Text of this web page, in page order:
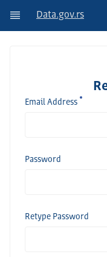
Data.gov.rs
Email Address
Password
Retype Password